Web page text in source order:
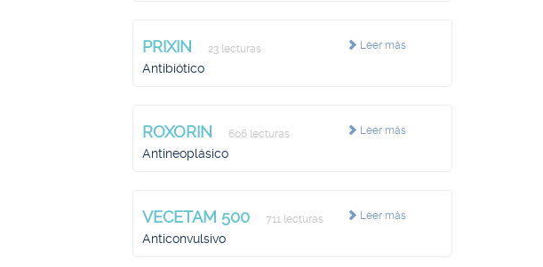
Leer más
PRIXIN 23 lecturas
Antibiótico
Leer más
ROXORIN 606 lecturas
Antineoplásico
Leer más
VECETAM 500 711 lecturas
Anticonvulsivo